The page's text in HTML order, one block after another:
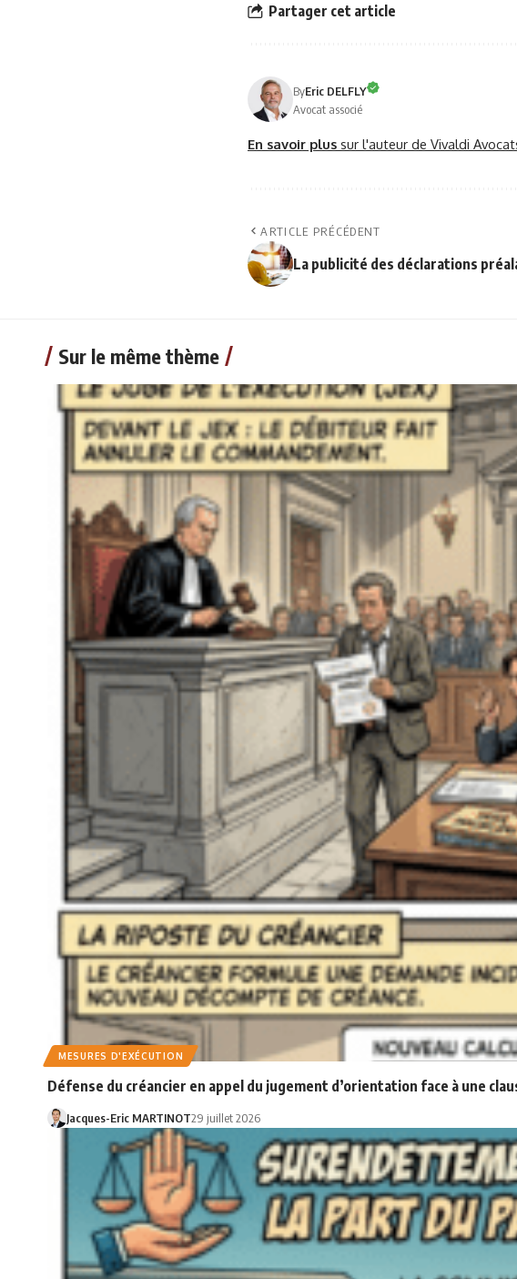
Partager cet article
ByEric DELFLY
Avocat associé
En savoir plus sur l'auteur de Vivaldi
ARTICLE PRÉCÉDENT
La publicité des déclarations
Sur le même thème
MESURES D'EXÉCUTION
Défense du créancier en appel du jugement d’orientation face à une
Jacques-Eric MARTINOT29 juillet 2026